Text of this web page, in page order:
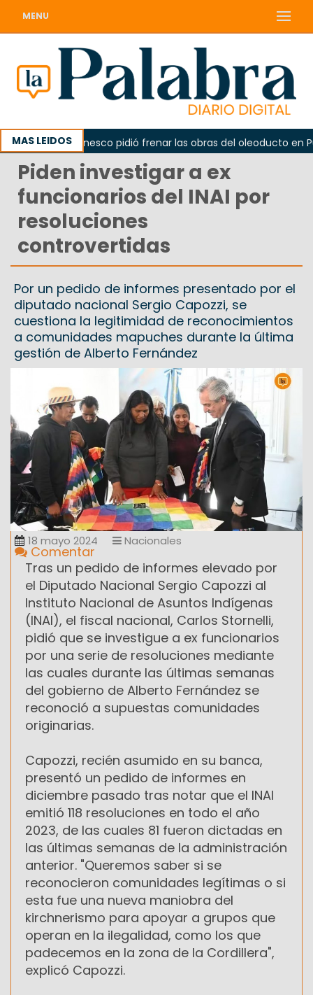
MENU
MAS LEIDOSLa Unesco pidió frenar las obras del oleoducto en
Piden investigar a ex
funcionarios del INAI por
resoluciones
controvertidas
Por un pedido de informes presentado por el
diputado nacional Sergio Capozzi, se
cuestiona la legitimidad de reconocimientos
a comunidades mapuches durante la última
gestión de Alberto Fernández
18 mayo 2024 Nacionales
Comentar
Tras un pedido de informes elevado por
el Diputado Nacional Sergio Capozzi al
Instituto Nacional de Asuntos Indígenas
(INAI), el fiscal nacional, Carlos Stornelli,
pidió que se investigue a ex funcionarios
por una serie de resoluciones mediante
las cuales durante las últimas semanas
del gobierno de Alberto Fernández se
reconoció a supuestas comunidades
originarias.
Capozzi, recién asumido en su banca,
presentó un pedido de informes en
diciembre pasado tras notar que el INAI
emitió 118 resoluciones en todo el año
2023, de las cuales 81 fueron dictadas en
las últimas semanas de la administración
anterior. "Queremos saber si se
reconocieron comunidades legítimas o si
esta fue una nueva maniobra del
kirchnerismo para apoyar a grupos que
operan en la ilegalidad, como los que
padecemos en la zona de la Cordillera",
explicó Capozzi.